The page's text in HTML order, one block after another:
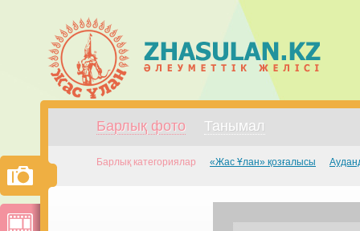
Барлық фото Танымал
Барлық категориялар «Жас Ұлан» қозғалысы